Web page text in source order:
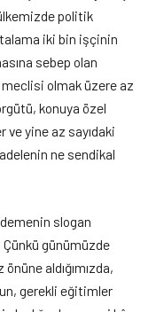
politik
iki bin işçinin
sebep olan
olmak üzere az
konuya özel
ve yine az sayıdaki
ne sendikal
slogan
günümüzde
aldığımızda,
gerekli eğitimler